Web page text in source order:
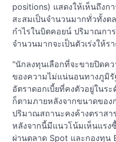
positions) แสดงให้เห็นถึงก
สะสมเป็นจำนวนมากทั่วทั้งต
กำไรในบิตคอยน์ ปริมาณกา
จำนวนมากจะเป็นตัวเร่งให้
"นักลงทุนเลือกที่จะขายปิดคว
ของความไม่แน่นอนทางภูมิรั
อัตราดอกเบี้ยที่คงตัวอยู่ในร
ก็ตามภายหลังจากขนาดของ
ปริมาณสถานะคงค้างตราส
หลังจากนี้มีแนวโน้มเห็นแรง
ผ่านตลาด Spot และกองทุน